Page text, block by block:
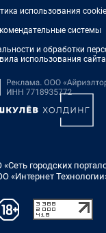
использования
системы
и обработки
использования сайта
городских
«Интернет